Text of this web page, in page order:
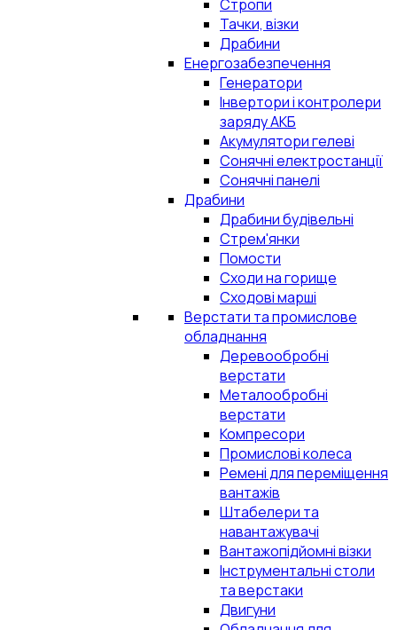
Стропи
Тачки, візки
Драбини
Енергозабезпечення
Генератори
Інвертори і контролери
заряду АКБ
Акумулятори гелеві
Сонячні електростанції
Сонячні панелі
Драбини
Драбини будівельні
Стрем'янки
Помости
Сходи на горище
Сходові марші
Верстати та промислове
обладнання
Деревообробні
верстати
Металообробні
верстати
Компресори
Промислові колеса
Ремені для переміщення
вантажів
Штабелери та
навантажувачі
Вантажопідйомні візки
Інструментальні столи
та верстаки
Двигуни